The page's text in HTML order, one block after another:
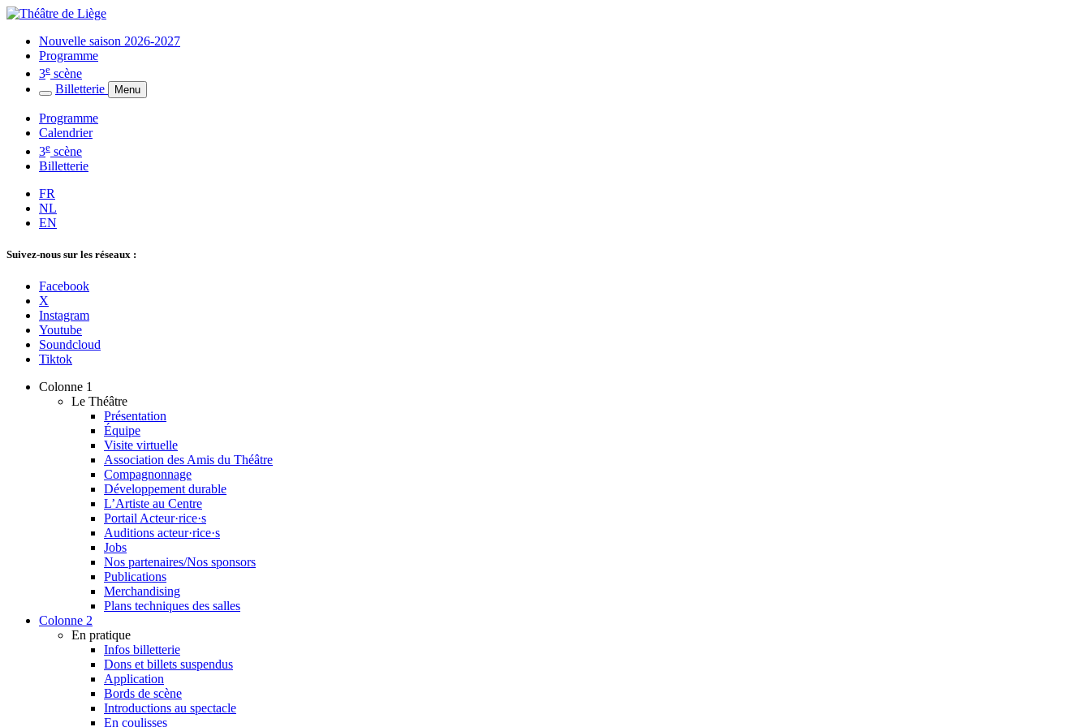
Nouvelle saison 2026-2027
Programme
3e scène
Billetterie
Menu
Programme
Calendrier
3e scène
Billetterie
FR
NL
EN
Suivez-nous sur les réseaux :
Facebook
X
Instagram
Youtube
Soundcloud
Tiktok
Colonne 1
Le Théâtre
Présentation
Équipe
Visite virtuelle
Association des Amis du Théâtre
Compagnonnage
Développement durable
L’Artiste au Centre
Portail Acteur·rice·s
Auditions acteur·rice·s
Jobs
Nos partenaires/Nos sponsors
Publications
Merchandising
Plans techniques des salles
Colonne 2
En pratique
Infos billetterie
Dons et billets suspendus
Application
Bords de scène
Introductions au spectacle
En coulisses